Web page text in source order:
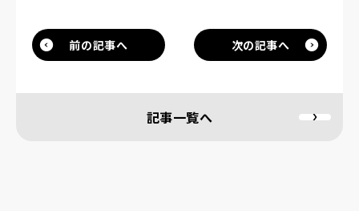
投
稿
ビ
⇦ 前の記事へ 次の記事へ ⇨
記事一覧へ